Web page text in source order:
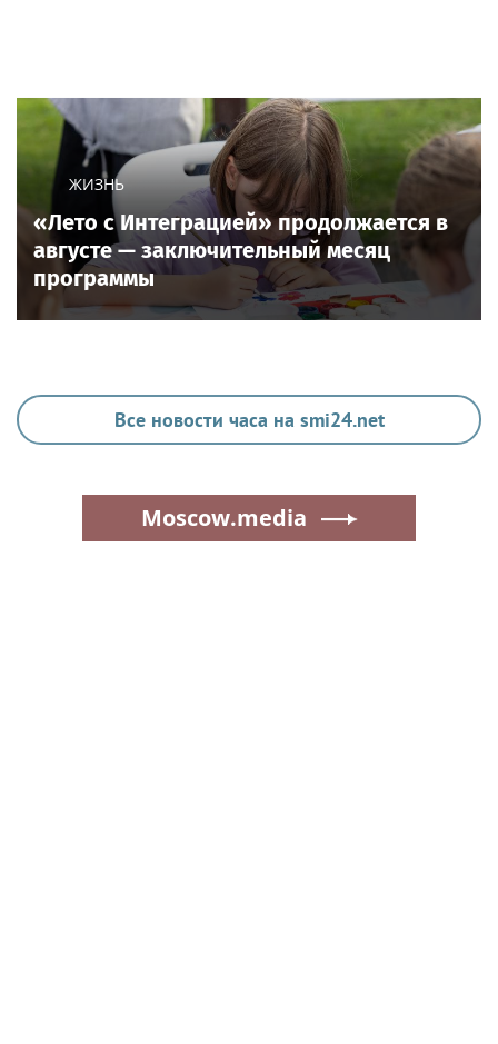
ЖИЗНЬ
«Лето с Интеграцией» продолжается в
августе — заключительный месяц
программы
Все новости часа на smi24.net
Moscow.media